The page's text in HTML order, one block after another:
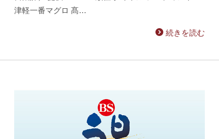
津軽一番マグロ 髙…
続きを読む